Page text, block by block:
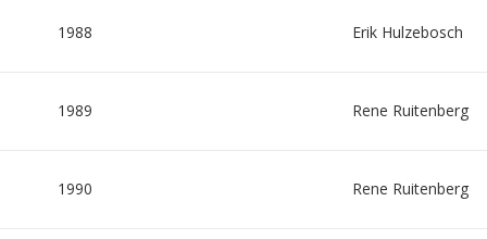
1988 Erik Hulzebosch
1989 Rene Ruitenberg
1990 Rene Ruitenberg